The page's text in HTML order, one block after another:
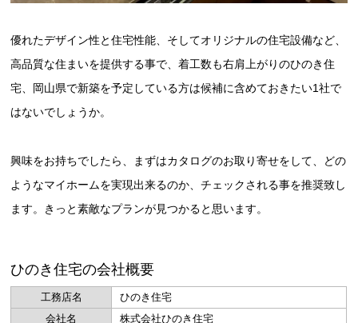
優れたデザイン性と住宅性能、そしてオリジナルの住宅設備など、
高品質な住まいを提供する事で、着工数も右肩上がりのひのき住
宅、岡山県で新築を予定している方は候補に含めておきたい1社で
はないでしょうか。
興味をお持ちでしたら、まずはカタログのお取り寄せをして、どの
ようなマイホームを実現出来るのか、チェックされる事を推奨致し
ます。きっと素敵なプランが見つかると思います。
ひのき住宅の会社概要
工務店名
ひのき住宅
会社名
株式会社ひのき住宅